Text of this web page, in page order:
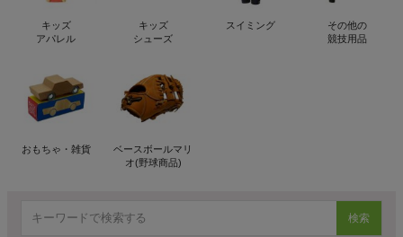
キッズ
アパレル
キッズ
シューズ
スイミング
その他の
競技用品
おもちゃ・雑貨
ベースボールマリ
オ(野球商品)
検索